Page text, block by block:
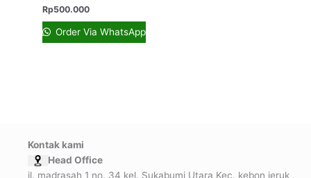
Rp500.000
Order Via WhatsApp
Kontak kami
Head Office
jl. madrasah 1 no. 34 kel. Sukabumi Utara Kec. kebon jeruk ,